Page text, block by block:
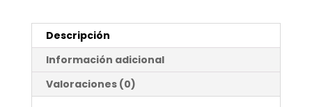
Descripción
Información adicional
Valoraciones (0)